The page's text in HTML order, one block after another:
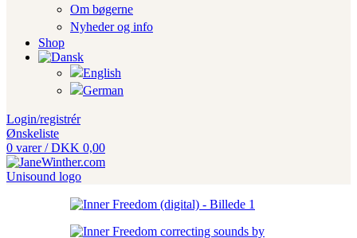
Om bøgerne
Nyheder og info
Shop
Login/registrér
Ønskeliste
0 varer / DKK 0,00